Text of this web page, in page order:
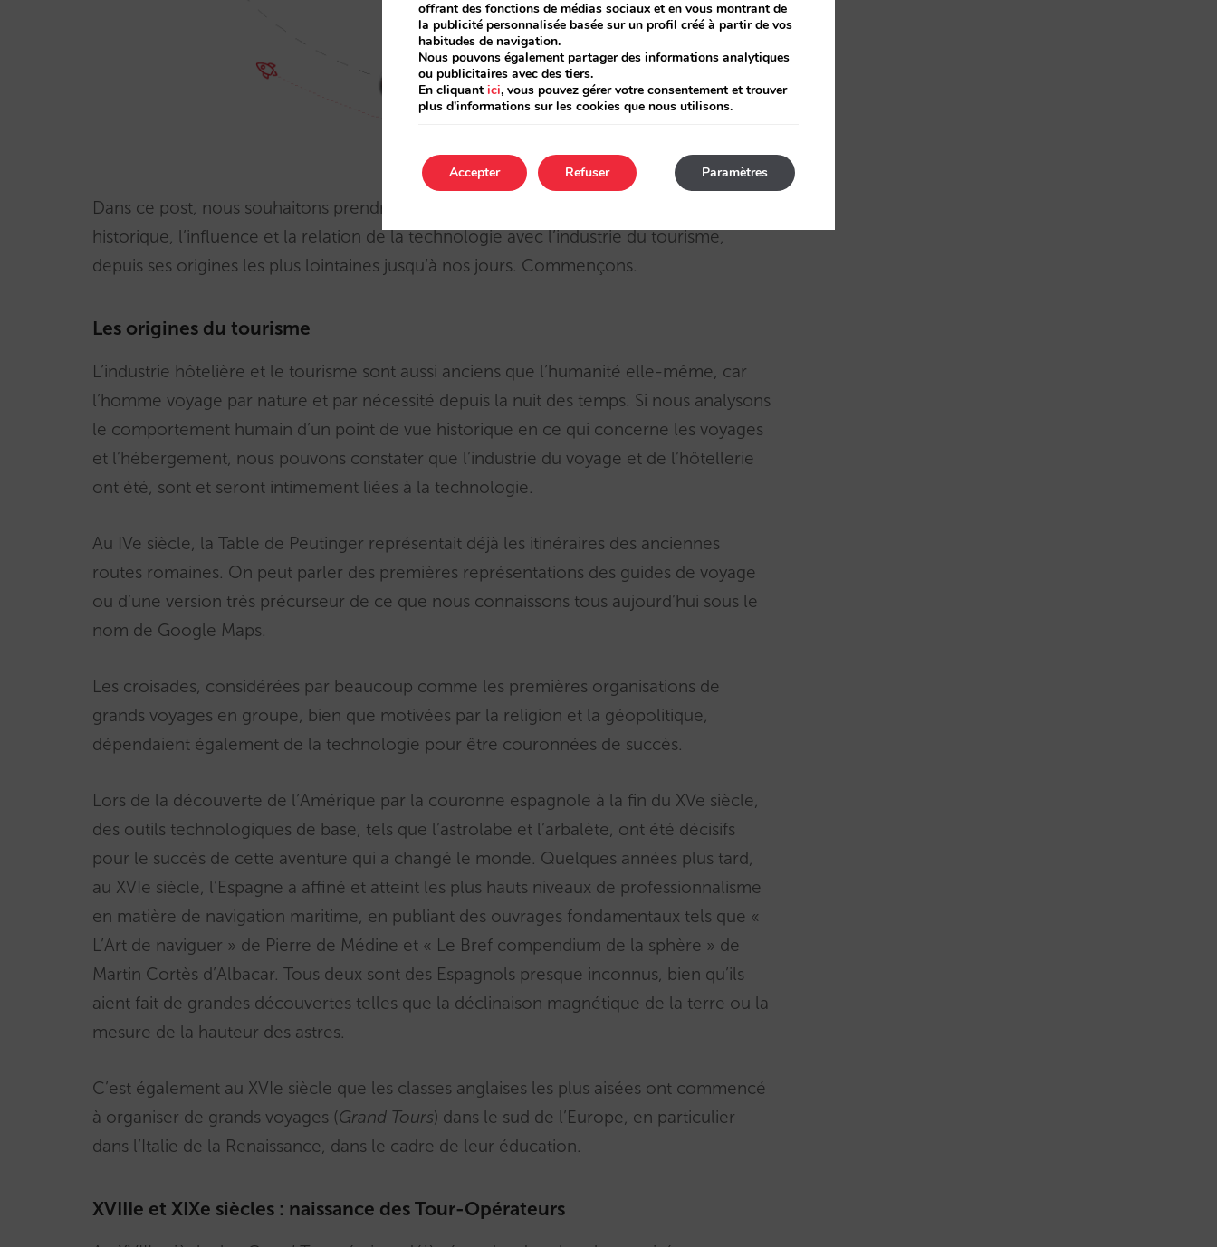
Dans ce post, nous souhaitons prendre du recul et analyser, d’un point de vue
historique, l’influence et la relation de la technologie avec l’industrie du tourisme,
depuis ses origines les plus lointaines jusqu’à nos jours. Commençons.
Les origines du tourisme
L’industrie hôtelière et le tourisme sont aussi anciens que l’humanité elle-même, car
l’homme voyage par nature et par nécessité depuis la nuit des temps. Si nous analysons
le comportement humain d’un point de vue historique en ce qui concerne les voyages
et l’hébergement, nous pouvons constater que l’industrie du voyage et de l’hôtellerie
ont été, sont et seront intimement liées à la technologie.
Au IVe siècle, la Table de Peutinger représentait déjà les itinéraires des anciennes
routes romaines. On peut parler des premières représentations des guides de voyage
ou d’une version très précurseur de ce que nous connaissons tous aujourd’hui sous le
nom de Google Maps.
Les croisades, considérées par beaucoup comme les premières organisations de
grands voyages en groupe, bien que motivées par la religion et la géopolitique,
dépendaient également de la technologie pour être couronnées de succès.
Lors de la découverte de l’Amérique par la couronne espagnole à la fin du XVe siècle,
des outils technologiques de base, tels que l’astrolabe et l’arbalète, ont été décisifs
pour le succès de cette aventure qui a changé le monde. Quelques années plus tard,
au XVIe siècle, l’Espagne a affiné et atteint les plus hauts niveaux de professionnalisme
en matière de navigation maritime, en publiant des ouvrages fondamentaux tels que «
L’Art de naviguer » de Pierre de Médine et « Le Bref compendium de la sphère » de
Martin Cortès d’Albacar. Tous deux sont des Espagnols presque inconnus, bien qu’ils
aient fait de grandes découvertes telles que la déclinaison magnétique de la terre ou la
mesure de la hauteur des astres.
C’est également au XVIe siècle que les classes anglaises les plus aisées ont commencé
à organiser de grands voyages (Grand Tours) dans le sud de l’Europe, en particulier
dans l’Italie de la Renaissance, dans le cadre de leur éducation.
XVIIIe et XIXe siècles : naissance des Tour-Opérateurs
offrant des fonctions de médias sociaux et en vous montrant de
la publicité personnalisée basée sur un profil créé à partir de vos
habitudes de navigation.
Nous pouvons également partager des informations analytiques
ou publicitaires avec des tiers.
En cliquant ici, vous pouvez gérer votre consentement et trouver
plus d'informations sur les cookies que nous utilisons.
Accepter Paramètres
Refuser